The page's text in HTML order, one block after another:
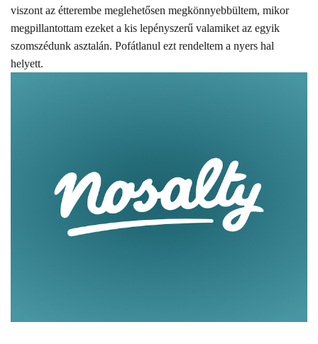
viszont az étterembe meglehetősen megkönnyebbültem, mikor
megpillantottam ezeket a kis lepényszerű valamiket az egyik
szomszédunk asztalán. Pofátlanul ezt rendeltem a nyers hal
helyett.